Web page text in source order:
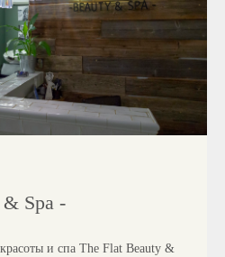
Spa -
и спа The Flat Beauty &